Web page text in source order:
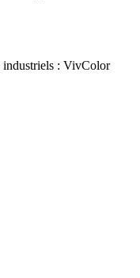
industriels : VivColor